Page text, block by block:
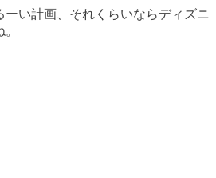
い計画、それくらいならディズニ